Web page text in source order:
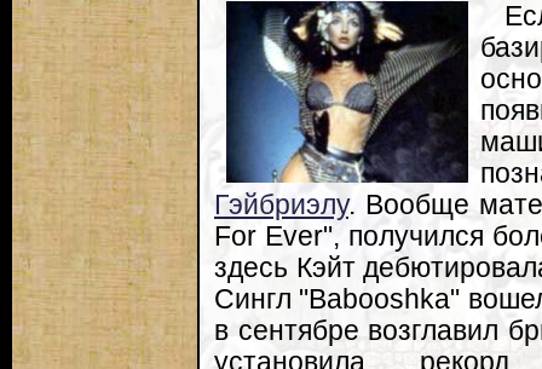
Гэйбриэлу. Вообще
For Ever", получился
здесь Кэйт
Сингл "Babooshka"
в сентябре возглавил
установила